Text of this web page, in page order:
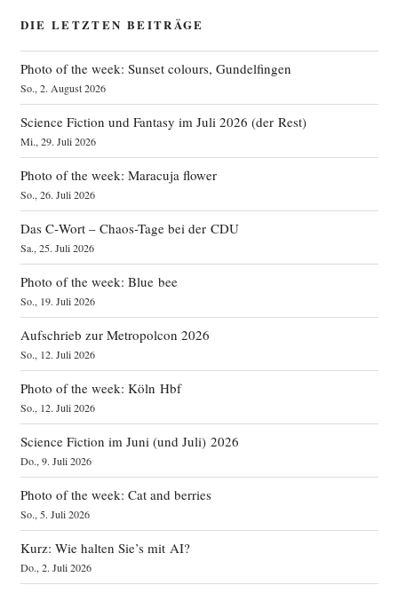
DIE LETZTEN BEITRÄGE
Photo of the week: Sunset colours, Gundelfingen
So., 2. August 2026
Science Fiction und Fantasy im Juli 2026 (der Rest)
Mi., 29. Juli 2026
Photo of the week: Maracuja flower
So., 26. Juli 2026
Das C‑Wort – Chaos-Tage bei der CDU
Sa., 25. Juli 2026
Photo of the week: Blue bee
So., 19. Juli 2026
Aufschrieb zur Metropolcon 2026
So., 12. Juli 2026
Photo of the week: Köln Hbf
So., 12. Juli 2026
Science Fiction im Juni (und Juli) 2026
Do., 9. Juli 2026
Photo of the week: Cat and berries
So., 5. Juli 2026
Kurz: Wie halten Sie’s mit AI?
Do., 2. Juli 2026